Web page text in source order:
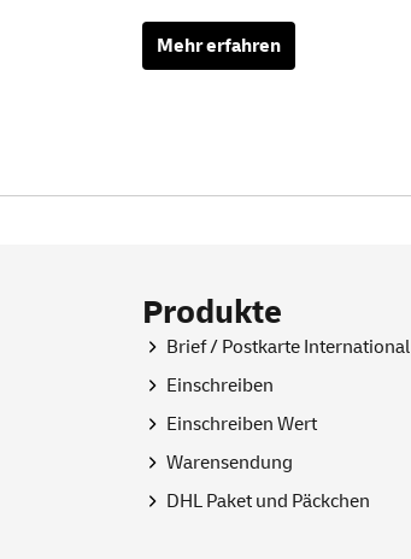
Mehr erfahren
Produkte
Brief / Postkarte International
Einschreiben
Einschreiben Wert
Warensendung
DHL Paket und Päckchen